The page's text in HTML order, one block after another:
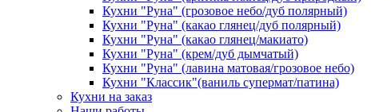
Кухни "Руна" (грозовое небо/дуб полярный)
Кухни "Руна" (какао глянец/дуб полярный)
Кухни "Руна" (какао глянец/макиато)
Кухни "Руна" (крем/дуб дымчатый)
Кухни "Руна" (лавина матовая/грозовое небо)
Кухни "Классик"(ваниль супермат/патина)
Кухни на заказ